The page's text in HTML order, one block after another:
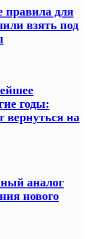
правила для
взять под
годы:
вернуться на
аналог
нового